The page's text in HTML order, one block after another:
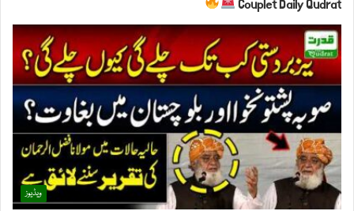
Couplet Daily Qudrat
ویڈیوز